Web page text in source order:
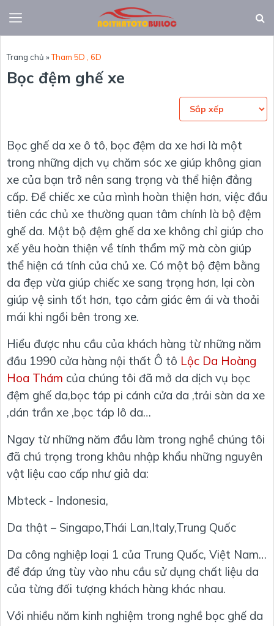
Trang chủ »Tham 5D , 6D
Bọc đệm ghế xe
Bọc ghế da xe ô tô, bọc đệm da xe hơi là một
trong những dịch vụ chăm sóc xe giúp không gian
xe của bạn trở nên sang trọng và thể hiện đẳng
cấp. Để chiếc xe của mình hoàn thiện hơn, việc đầu
tiên các chủ xe thường quan tâm chính là bộ đệm
ghế da. Một bộ đệm ghế da xe không chỉ giúp cho
xế yêu hoàn thiện về tính thẩm mỹ mà còn giúp
thể hiện cá tính của chủ xe. Có một bộ đệm bằng
da đẹp vừa giúp chiếc xe sang trọng hơn, lại còn
giúp vệ sinh tốt hơn, tạo cảm giác êm ái và thoải
mái khi ngồi bên trong xe.
Hiểu được nhu cầu của khách hàng từ những năm
đầu 1990 cửa hàng nội thất Ô tô Lộc Da Hoàng
Hoa Thám của chúng tôi đã mở da dịch vụ bọc
đệm ghế da,bọc táp pi cánh cửa da ,trải sàn da xe
,dán trần xe ,bọc táp lô da…
Ngay từ những năm đầu làm trong nghề chúng tôi
đã chú trọng trong khâu nhập khẩu những nguyên
vật liệu cao cấp như giả da:
Mbteck - Indonesia,
Da thật – Singapo,Thái Lan,Italy,Trung Quốc
Da công nghiệp loại 1 của Trung Quốc, Việt Nam…
để đáp ứng tùy vào nhu cầu sử dụng chất liệu da
của từng đối tượng khách hàng khác nhau.
Với nhiều năm kinh nghiệm trong nghề bọc ghế da